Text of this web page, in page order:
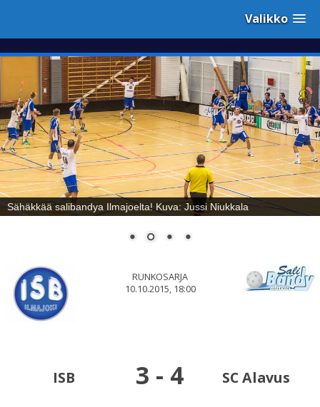
Valikko
Sähäkkää salibandya Ilmajoelta! Kuva: Jussi Niukkala
RUNKOSARJA
10.10.2015, 18:00
ISB 3 - 4 SC Alavus